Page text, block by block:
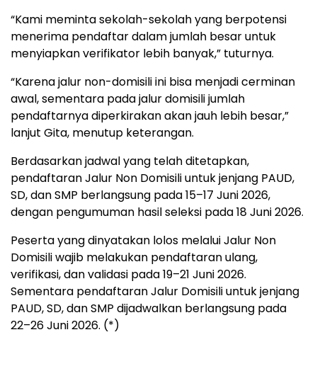
“Kami meminta sekolah-sekolah yang berpotensi
menerima pendaftar dalam jumlah besar untuk
menyiapkan verifikator lebih banyak,” tuturnya.
“Karena jalur non-domisili ini bisa menjadi cerminan
awal, sementara pada jalur domisili jumlah
pendaftarnya diperkirakan akan jauh lebih besar,”
lanjut Gita, menutup keterangan.
Berdasarkan jadwal yang telah ditetapkan,
pendaftaran Jalur Non Domisili untuk jenjang PAUD,
SD, dan SMP berlangsung pada 15–17 Juni 2026,
dengan pengumuman hasil seleksi pada 18 Juni 2026.
Peserta yang dinyatakan lolos melalui Jalur Non
Domisili wajib melakukan pendaftaran ulang,
verifikasi, dan validasi pada 19–21 Juni 2026.
Sementara pendaftaran Jalur Domisili untuk jenjang
PAUD, SD, dan SMP dijadwalkan berlangsung pada
22–26 Juni 2026. (*)